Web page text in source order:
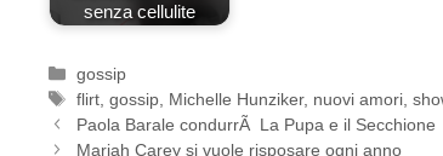
senza cellulite
Categorie
gossip
Tag
flirt ,gossip Michelle Hunziker, nuovi amori ,
Paola Barale condurrÃ La Pupa e il Secchione
Mariah Carey si vuole risposare ogni anno